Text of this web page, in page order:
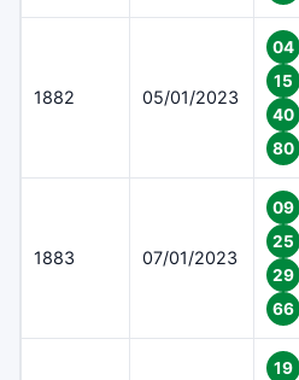
1882 05/01/2023
04
15
40
80
1883 07/01/2023
09
25
29
66
19